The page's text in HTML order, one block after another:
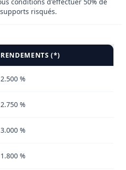
conditions d'effectuer 50% de
risqués.
RENDEMENTS (*)
2.500 %
2.750 %
3.000 %
1.800 %